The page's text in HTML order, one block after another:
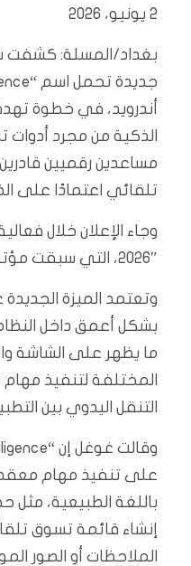
2 يونيو، 2026
بغداد/المسلة: كشفت
أندرويد، في خطوة
الذكية من مجرد
مساعدين رقميين
تلقائي اعتمادًا على
2026″، التي سبقت مؤتمر غوغل السنوي.
بشكل أعمق داخل
ما يظهر على الشاشة
المختلفة لتنفيذ
التنقل اليدوي بين
على تنفيذ مهام
باللغة الطبيعية، مثل
إنشاء قائمة تسوق
الملاحظات أو الصور